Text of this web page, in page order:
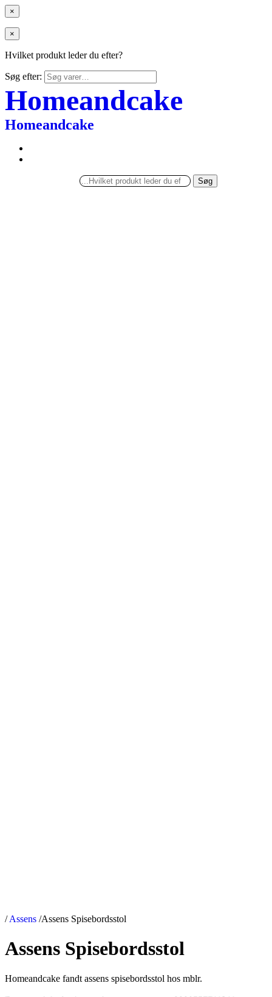
×
×
Hvilket produkt leder du efter?
Søg efter:
Homeandcake
Homeandcake
Søg
/ Assens /Assens Spisebordsstol
Assens Spisebordsstol
Homeandcake fandt assens spisebordsstol hos mblr.